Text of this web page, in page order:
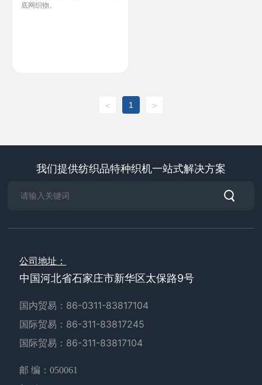
底网织物。
< 1 >
我们提供纺织品特种织机一站式解决方案
公司地址：
中国河北省石家庄市新华区太保路9号
国内贸易： 86-0311-83817104
国际贸易： 86-311-83817245
国际贸易： 86-311-83817104
邮 编：050061